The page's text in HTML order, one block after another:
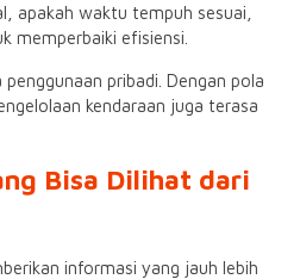
apakah waktu tempuh sesuai,
memperbaiki efisiensi.
pribadi. Dengan pola
kendaraan juga terasa
Bisa Dilihat dari
informasi yang jauh lebih